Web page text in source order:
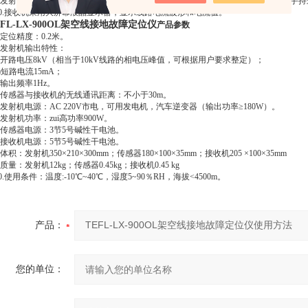
接收机采用大屏幕液晶显示器，显示线路电流波形和电流值。
LX-900OL架空线接地故障定位仪产品参数
位精度：0.2米。
射机输出特性：
路电压8kV（相当于10kV线路的相电压峰值，可根据用户要求整定）；
路电流15mA；
出频率1Hz。
感器与接收机的无线通讯距离：不小于30m。
射机电源：AC 220V市电，可用发电机，汽车逆变器（输出功率≥180W）。
射机功率：zui高功率900W。
感器电源：3节5号碱性干电池。
收机电源：5节5号碱性干电池。
积：发射机350×210×300mm；传感器180×100×35mm；接收机205 ×100×35mm
量：发射机12kg；传感器0.45kg；接收机0.45 kg
使用条件：温度:-10℃~40℃，湿度5~90％RH，海拔<4500m。
产品：
您的单位：